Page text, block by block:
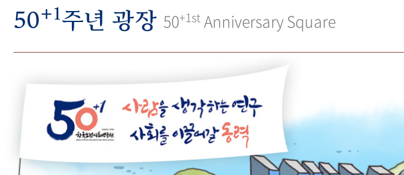
역대 기관장
50+1주년 광장 50+1st Anniversary Square